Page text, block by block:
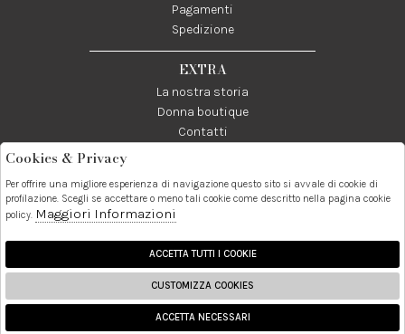
Pagamenti
Spedizione
EXTRA
La nostra storia
Donna boutique
Contatti
Telefono:
089237858
Whatsapp:
3338855601
Contatti:
info@donna1981.it
2026 Donna S.r.l. - P.iva :
Cookies & Privacy
Per offrire una migliore esperienza di navigazione questo sito si avvale di cookie di
profilazione. Scegli se accettare o meno tali cookie come descritto nella pagina cookie
policy. Maggiori Informazioni
ACCETTA TUTTI I COOKIE
CUSTOMIZZA COOKIES
ACCETTA NECESSARI